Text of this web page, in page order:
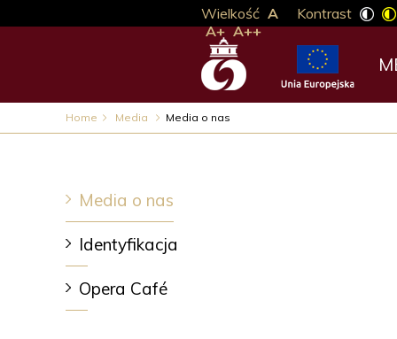
Wielkość A
A+ A++
Kontrast
Home Media Media o nas
Media o nas
Identyfikacja
Opera Café